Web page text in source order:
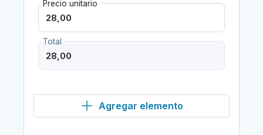
Precio unitario
Total
Agregar elemento